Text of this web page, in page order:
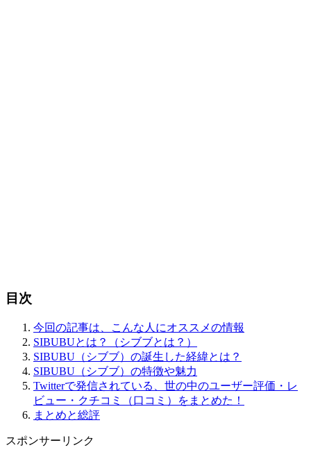
目次
今回の記事は、こんな人にオススメの情報
SIBUBUとは？（シブブとは？）
SIBUBU（シブブ）の誕生した経緯とは？
SIBUBU（シブブ）の特徴や魅力
Twitterで発信されている、世の中のユーザー評価・レ
ビュー・クチコミ（口コミ）をまとめた！
まとめと総評
スポンサーリンク